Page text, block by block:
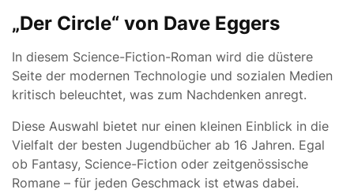
„Der Circle“ von Dave Eggers
In diesem Science-Fiction-Roman wird die düstere
Seite der modernen Technologie und sozialen Medien
kritisch beleuchtet, was zum Nachdenken anregt.
Diese Auswahl bietet nur einen kleinen Einblick in die
Vielfalt der besten Jugendbücher ab 16 Jahren. Egal
ob Fantasy, Science-Fiction oder zeitgenössische
Romane – für jeden Geschmack ist etwas dabei.